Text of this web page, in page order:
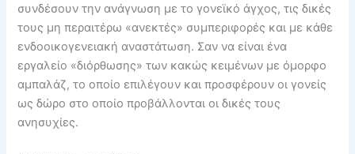
συνδέσουν την ανάγνωση με το γονεϊκό άγχος, τις δικές
τους μη περαιτέρω «ανεκτές» συμπεριφορές και με κάθε
ενδοοικογενειακή αναστάτωση. Σαν να είναι ένα
εργαλείο «διόρθωσης» των κακώς κειμένων με όμορφο
αμπαλάζ, το οποίο επιλέγουν και προσφέρουν οι γονείς
ως δώρο στο οποίο προβάλλονται οι δικές τους
ανησυχίες.